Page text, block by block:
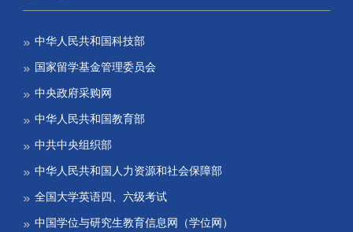
中华人民共和国科技部
国家留学基金管理委员会
中央政府采购网
中华人民共和国教育部
中共中央组织部
中华人民共和国人力资源和社会保障部
全国大学英语四、六级考试
中国学位与研究生教育信息网（学位网）